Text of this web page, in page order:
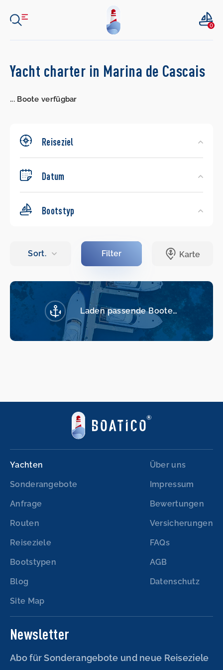
0
Search
Yacht charter in Marina de Cascais
...Boote verfügbar
Reiseziel
Datum
Bootstyp
Laden passende Boote…
Yachten
Sonderangebote
Anfrage
Routen
Reiseziele
Bootstypen
Blog
Site Map
Über uns
Impressum
Bewertungen
Versicherungen
FAQs
AGB
Datenschutz
Newsletter
Abo für Sonderangebote und neue Reiseziele